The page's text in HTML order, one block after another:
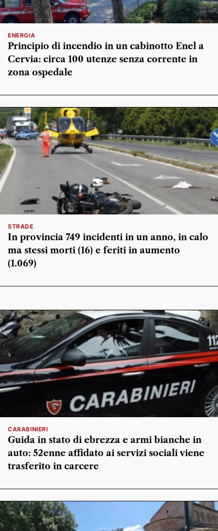
ENERGIA
Principio di incendio in un cabinotto Enel a
Cervia: circa 100 utenze senza corrente in
zona ospedale
STRADE
In provincia 749 incidenti in un anno, in calo
ma stessi morti (16) e feriti in aumento
(1.069)
CARABINIERI
Guida in stato di ebrezza e armi bianche in
auto: 52enne affidato ai servizi sociali viene
trasferito in carcere